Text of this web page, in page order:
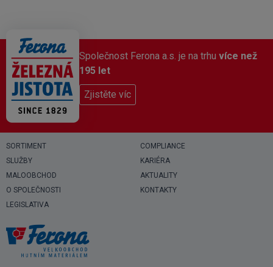
Společnost Ferona a.s. je na trhu více než
195 let
Zjistěte víc
SORTIMENT
SLUŽBY
MALOOBCHOD
O SPOLEČNOSTI
LEGISLATIVA
COMPLIANCE
KARIÉRA
AKTUALITY
KONTAKTY